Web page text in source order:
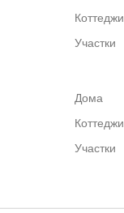
Коттеджи
Участки
Дома
Коттеджи
Участки